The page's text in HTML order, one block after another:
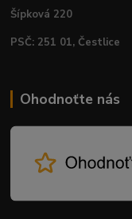
Šípková 220
PSČ: 251 01, Čestlice
Ohodnoťte nás